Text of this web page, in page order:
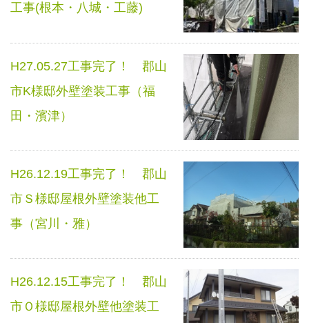
工事(根本・八城・工藤)
H27.05.27工事完了！ 郡山
市K様邸外壁塗装工事（福
田・濱津）
H26.12.19工事完了！ 郡山
市Ｓ様邸屋根外壁塗装他工
事（宮川・雅）
H26.12.15工事完了！ 郡山
市Ｏ様邸屋根外壁他塗装工